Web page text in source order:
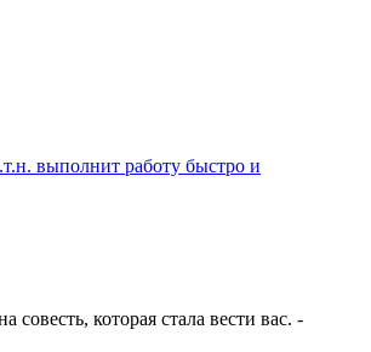
выполнит работу быстро и
которая стала вести вас. -